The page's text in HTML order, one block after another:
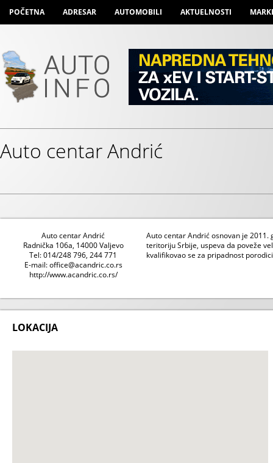
POČETNA ADRESAR AUTOMOBILI AKTUELNOSTI
Auto centar Andrić
Auto centar Andrić
Radnička 106a, 14000 Valjevo
Tel: 014/248 796, 244 771
E-mail: office@acandric.co.rs
http://www.acandric.co.rs/
Auto centar Andrić osnovan je
teritoriju Srbije, uspeva da poveže
kvalifikovao se za pripadnost
LOKACIJA